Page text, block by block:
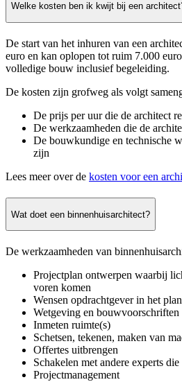
Welke kosten ben ik kwijt bij een
De start van het inhuren van een
euro en kan oplopen tot ruim 7.000
volledige bouw inclusief begeleiding.
De kosten zijn grofweg als volgt
De prijs per uur die de architect
De werkzaamheden die de
De bouwkundige en technische
zijn
Lees meer over de kosten voor een
Wat doet een binnenhuisarchitect?
De werkzaamheden van
Projectplan ontwerpen waarbij
voren komen
Wensen opdrachtgever in het
Wetgeving en bouwvoorschriften
Inmeten ruimte(s)
Schetsen, tekenen, maken van
Offertes uitbrengen
Schakelen met andere experts
Projectmanagement